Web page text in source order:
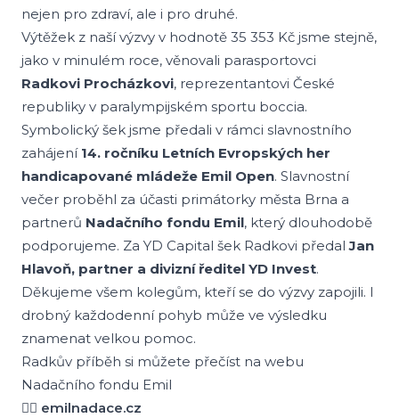
nejen pro zdraví, ale i pro druhé.
Výtěžek z naší výzvy v hodnotě 35 353 Kč jsme stejně,
jako v minulém roce, věnovali parasportovci
Radkovi Procházkovi, reprezentantovi České
republiky v paralympijském sportu boccia.
Symbolický šek jsme předali v rámci slavnostního
zahájení 14. ročníku Letních Evropských her
handicapované mládeže Emil Open. Slavnostní
večer proběhl za účasti primátorky města Brna a
partnerů Nadačního fondu Emil, který dlouhodobě
podporujeme. Za YD Capital šek Radkovi předalJan
Hlavoň, partner a divizní ředitel YD Invest.
Děkujeme všem kolegům, kteří se do výzvy zapojili. I
drobný každodenní pohyb může ve výsledku
znamenat velkou pomoc.
Radkův příběh si můžete přečíst na webu
Nadačního fondu Emil
👉🏻 emilnadace.cz